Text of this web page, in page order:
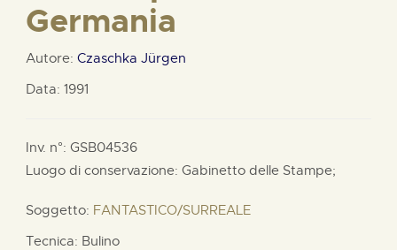
Germania
Autore: Czaschka Jürgen
Data: 1991
Inv. n°: GSB04536
Luogo di conservazione: Gabinetto delle Stampe;
Soggetto: FANTASTICO/SURREALE
Tecnica: Bulino